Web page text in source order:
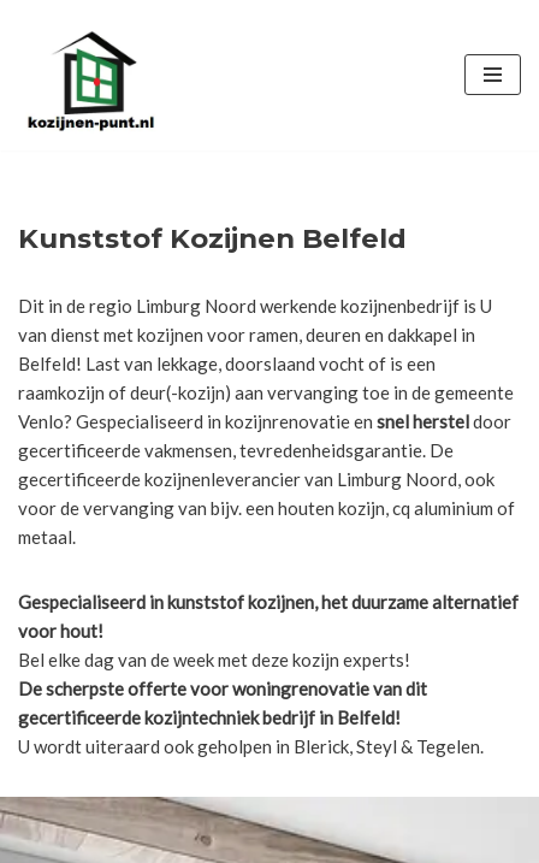
de
Kunststof Kozijnen Belfeld
Dit in de regio Limburg Noord werkende kozijnenbedrijf is U
van dienst met kozijnen voor ramen, deuren en dakkapel in
Belfeld! Last van lekkage, doorslaand vocht of is een
raamkozijn of deur(-kozijn) aan vervanging toe in de gemeente
Venlo? Gespecialiseerd in kozijnrenovatie en snel hersteldoor
gecertificeerde vakmensen, tevredenheidsgarantie. De
gecertificeerde kozijnenleverancier van Limburg Noord, ook
voor de vervanging van bijv. een houten kozijn, cq aluminium of
metaal.
Gespecialiseerd in kunststof kozijnen, het duurzame alternatief
voor hout!
Bel elke dag van de week met deze kozijn experts!
De scherpsteofferte voor woningrenovatie van dit
gecertificeerde kozijntechniek bedrijf in Belfeld!
U wordt uiteraard ook geholpen in Blerick, Steyl & Tegelen.